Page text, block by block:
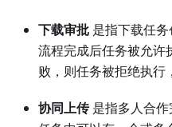
下载审批 是指下载任
流程完成后任务被允许
败，则任务被拒绝执行
协同上传是指多人合作